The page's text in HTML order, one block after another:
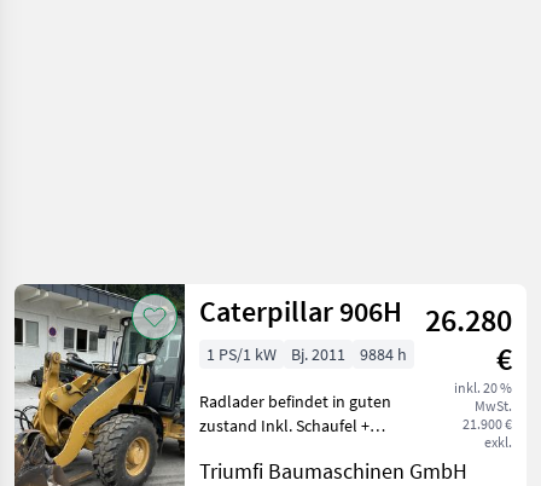
Caterpillar 906H
26.280
€
inkl. 20 %
MwSt.
21.900 €
exkl.
1 PS/1 kW Bj. 2011 9884 h
Radlader befindet in guten
zustand Inkl. Schaufel +
Baumaschinen Radlader
Triumfi Baumaschinen GmbH